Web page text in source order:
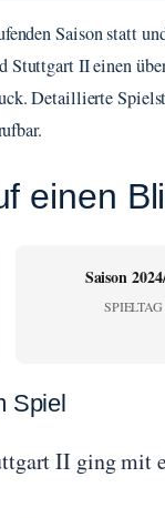
Saison statt
Stuttgart II einen
Detaillierte
einen
Saison
SPIELTAG
Spiel
II ging mit